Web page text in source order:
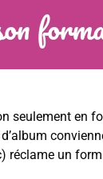
seulement en
réclame un